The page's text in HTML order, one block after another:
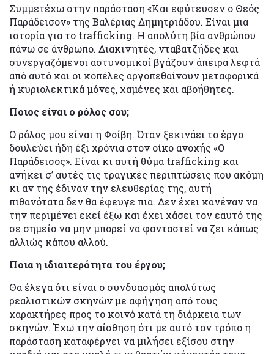
Συμμετέχω στην παράσταση «Και εφύτευσεν ο Θεός
Παράδεισον» της Βαλέριας Δημητριάδου. Είναι μια
ιστορία για το trafficking. Η απολύτη βία ανθρώπου
πάνω σε άνθρωπο. Διακινητές, νταβατζήδες και
συνεργαζόμενοι αστυνομικοί βγάζουν άπειρα λεφτά
από αυτό και οι κοπέλες αργοπεθαίνουν μεταφορικά
ή κυριολεκτικά μόνες, χαμένες και αβοήθητες.
Ποιος είναι ο ρόλος σου;
Ο ρόλος μου είναι η Φοίβη. Όταν ξεκινάει το έργο
δουλεύει ήδη έξι χρόνια στον οίκο ανοχής «Ο
Παράδεισος». Είναι κι αυτή θύμα trafficking και
ανήκει σ’ αυτές τις τραγικές περιπτώσεις που ακόμη
κι αν της έδιναν την ελευθερίας της, αυτή
πιθανότατα δεν θα έφευγε πια. Δεν έχει κανέναν να
την περιμένει εκεί έξω και έχει χάσει τον εαυτό της
σε σημείο να μην μπορεί να φανταστεί να ζει κάπως
αλλιώς κάπου αλλού.
Ποια η ιδιαιτερότητα του έργου;
Θα έλεγα ότι είναι ο συνδυασμός απολύτως
ρεαλιστικών σκηνών με αφήγηση από τους
χαρακτήρες προς το κοινό κατά τη διάρκεια των
σκηνών. Έχω την αίσθηση ότι με αυτό τον τρόπο η
παράσταση καταφέρνει να μιλήσει εξίσου στην